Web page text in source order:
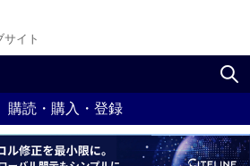
イト
購読・購入・登録